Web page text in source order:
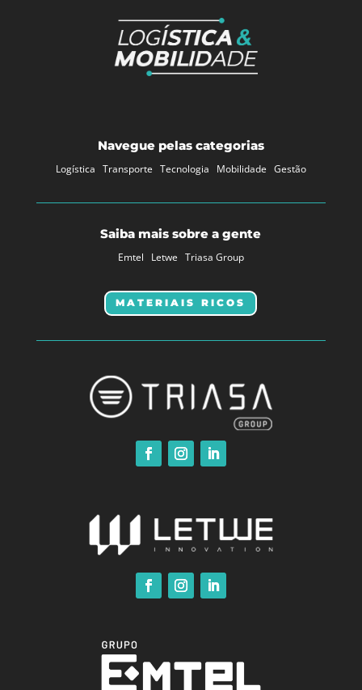
Navegue pelas categorias
Logística Transporte Tecnologia Mobilidade Gestão
Saiba mais sobre a gente
Emtel Letwe Triasa Group
MATERIAIS RICOS